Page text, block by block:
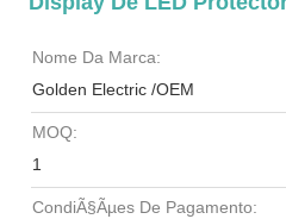
Nome Da Marca:
Golden Electric /OEM
MOQ:
1
CondiÃ§Ãµes De Pagamento: